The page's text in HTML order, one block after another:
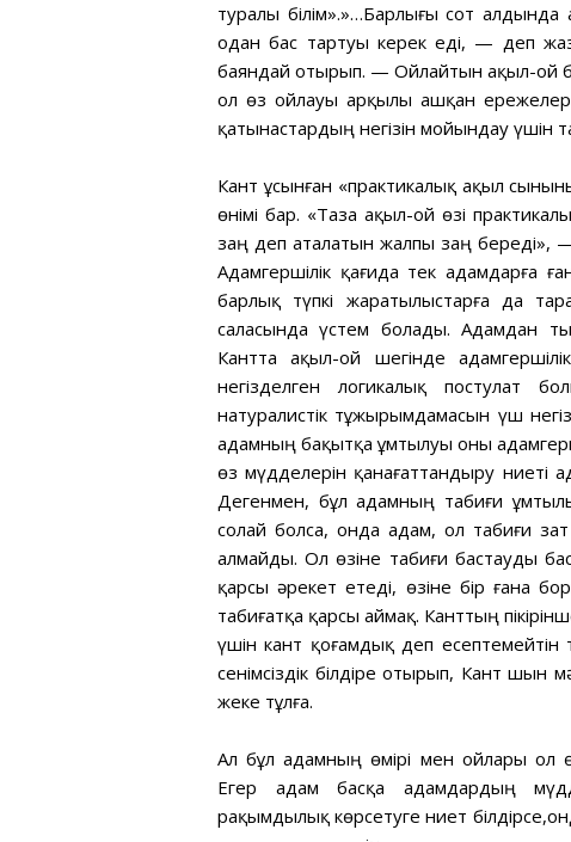
туралы білім».»…Барлығы сот алдында
одан бас тартуы керек еді, — деп
баяндай отырып. — Ойлайтын ақыл-ой
ол өз ойлауы арқылы ашқан
қатынастардың негізін мойындау үшін
Кант ұсынған «практикалық ақыл
өнімі бар. «Таза ақыл-ой өзі
заң деп аталатын жалпы заң береді»,
Адамгершілік қағида тек адамдарға
барлық түпкі жаратылыстарға да
саласында үстем болады. Адамдан
Кантта ақыл-ой шегінде
негізделген логикалық постулат
натуралистік тұжырымдамасын үш
адамның бақытқа ұмтылуы оны
өз мүдделерін қанағаттандыру ниеті
Дегенмен, бұл адамның табиғи
солай болса, онда адам, ол табиғи
алмайды. Ол өзіне табиғи бастауды
қарсы әрекет етеді, өзіне бір ғана
табиғатқа қарсы аймақ. Канттың
үшін кант қоғамдық деп есептемейтін
сенімсіздік білдіре отырып, Кант шын
жеке тұлға.
Ал бұл адамның өмірі мен ойлары ол
Егер адам басқа адамдардың
рақымдылық көрсетуге ниет